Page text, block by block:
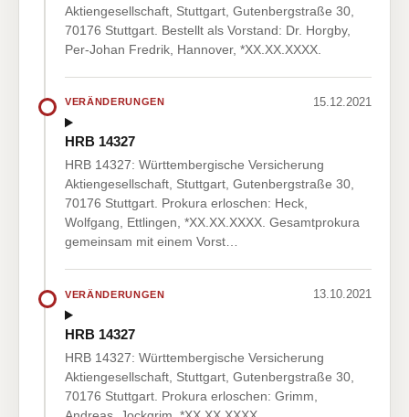
Aktiengesellschaft, Stuttgart, Gutenbergstraße 30,
70176 Stuttgart. Bestellt als Vorstand: Dr. Horgby,
Per-Johan Fredrik, Hannover, *XX.XX.XXXX.
VERÄNDERUNGEN 15.12.2021
HRB 14327
HRB 14327: Württembergische Versicherung
Aktiengesellschaft, Stuttgart, Gutenbergstraße 30,
70176 Stuttgart. Prokura erloschen: Heck,
Wolfgang, Ettlingen, *XX.XX.XXXX. Gesamtprokura
gemeinsam mit einem Vorst…
VERÄNDERUNGEN 13.10.2021
HRB 14327
HRB 14327: Württembergische Versicherung
Aktiengesellschaft, Stuttgart, Gutenbergstraße 30,
70176 Stuttgart. Prokura erloschen: Grimm,